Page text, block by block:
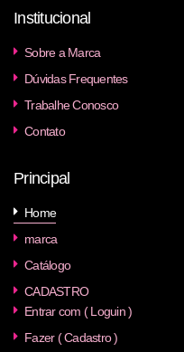
Institucional
Sobre a Marca
Dúvidas Frequentes
Trabalhe Conosco
Contato
Principal
Home
marca
Catálogo
CADASTRO
Entrar com ( Loguin )
Fazer ( Cadastro )